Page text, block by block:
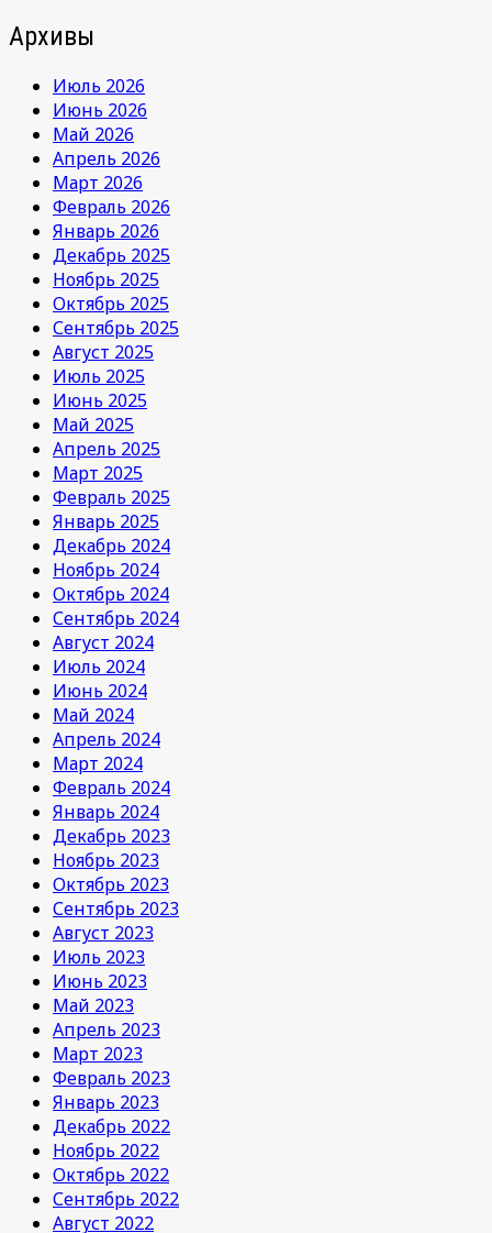
Архивы
Июль 2026
Июнь 2026
Май 2026
Апрель 2026
Март 2026
Февраль 2026
Январь 2026
Декабрь 2025
Ноябрь 2025
Октябрь 2025
Сентябрь 2025
Август 2025
Июль 2025
Июнь 2025
Май 2025
Апрель 2025
Март 2025
Февраль 2025
Январь 2025
Декабрь 2024
Ноябрь 2024
Октябрь 2024
Сентябрь 2024
Август 2024
Июль 2024
Июнь 2024
Май 2024
Апрель 2024
Март 2024
Февраль 2024
Январь 2024
Декабрь 2023
Ноябрь 2023
Октябрь 2023
Сентябрь 2023
Август 2023
Июль 2023
Июнь 2023
Май 2023
Апрель 2023
Март 2023
Февраль 2023
Январь 2023
Декабрь 2022
Ноябрь 2022
Октябрь 2022
Сентябрь 2022
Август 2022